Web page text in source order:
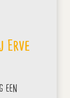
Erve
een